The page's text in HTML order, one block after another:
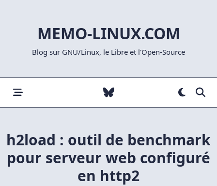
MEMO-LINUX.COM
Blog sur GNU/Linux, le Libre et l'Open-Source
h2load : outil de benchmark
pour serveur web configuré
en http2